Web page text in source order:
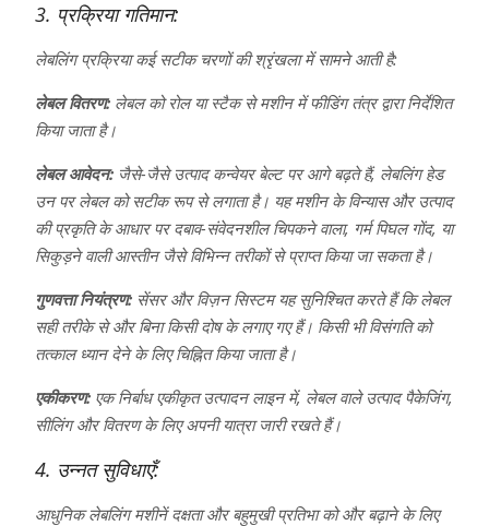
3. प्रक्रिया गतिमान:
लेबलिंग प्रक्रिया कई सटीक चरणों की श्रृंखला में सामने आती है:
लेबल वितरण:लेबल को रोल या स्टैक से मशीन में फीडिंग तंत्र द्वारा निर्देशित
किया जाता है।
लेबल आवेदन:जैसे-जैसे उत्पाद कन्वेयर बेल्ट पर आगे बढ़ते हैं, लेबलिंग हेड
उन पर लेबल को सटीक रूप से लगाता है। यह मशीन के विन्यास और उत्पाद
की प्रकृति के आधार पर दबाव-संवेदनशील चिपकने वाला, गर्म पिघल गोंद, या
सिकुड़ने वाली आस्तीन जैसे विभिन्न तरीकों से प्राप्त किया जा सकता है।
गुणवत्ता नियंत्रण:सेंसर और विज़न सिस्टम यह सुनिश्चित करते हैं कि लेबल
सही तरीके से और बिना किसी दोष के लगाए गए हैं। किसी भी विसंगति को
तत्काल ध्यान देने के लिए चिह्नित किया जाता है।
एकीकरण:एक निर्बाध एकीकृत उत्पादन लाइन में, लेबल वाले उत्पाद पैकेजिंग,
सीलिंग और वितरण के लिए अपनी यात्रा जारी रखते हैं।
4. उन्नत सुविधाएँ:
आधुनिक लेबलिंग मशीनें दक्षता और बहुमुखी प्रतिभा को और बढ़ाने के लिए